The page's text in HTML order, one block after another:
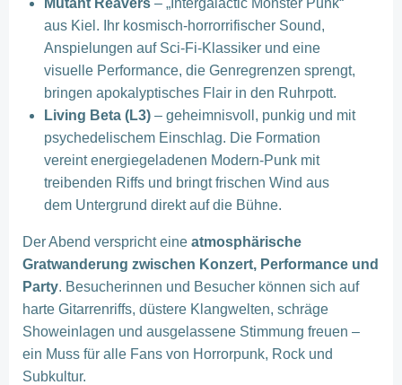
Mutant Reavers – „Intergalactic Monster Punk“
aus Kiel. Ihr kosmisch-horrorrifischer Sound,
Anspielungen auf Sci-Fi-Klassiker und eine
visuelle Performance, die Genregrenzen sprengt,
bringen apokalyptisches Flair in den Ruhrpott.
Living Beta (L3) – geheimnisvoll, punkig und mit
psychedelischem Einschlag. Die Formation
vereint energiegeladenen Modern-Punk mit
treibenden Riffs und bringt frischen Wind aus
dem Untergrund direkt auf die Bühne.
Der Abend verspricht eine atmosphärische
Gratwanderung zwischen Konzert, Performance und
Party. Besucherinnen und Besucher können sich auf
harte Gitarrenriffs, düstere Klangwelten, schräge
Showeinlagen und ausgelassene Stimmung freuen –
ein Muss für alle Fans von Horrorpunk, Rock und
Subkultur.